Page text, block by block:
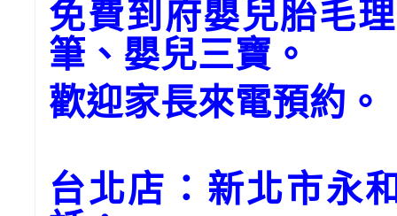
免費到府嬰兒胎毛
筆、嬰兒三寶。
歡迎家長來電預約。
台北店：新北市永